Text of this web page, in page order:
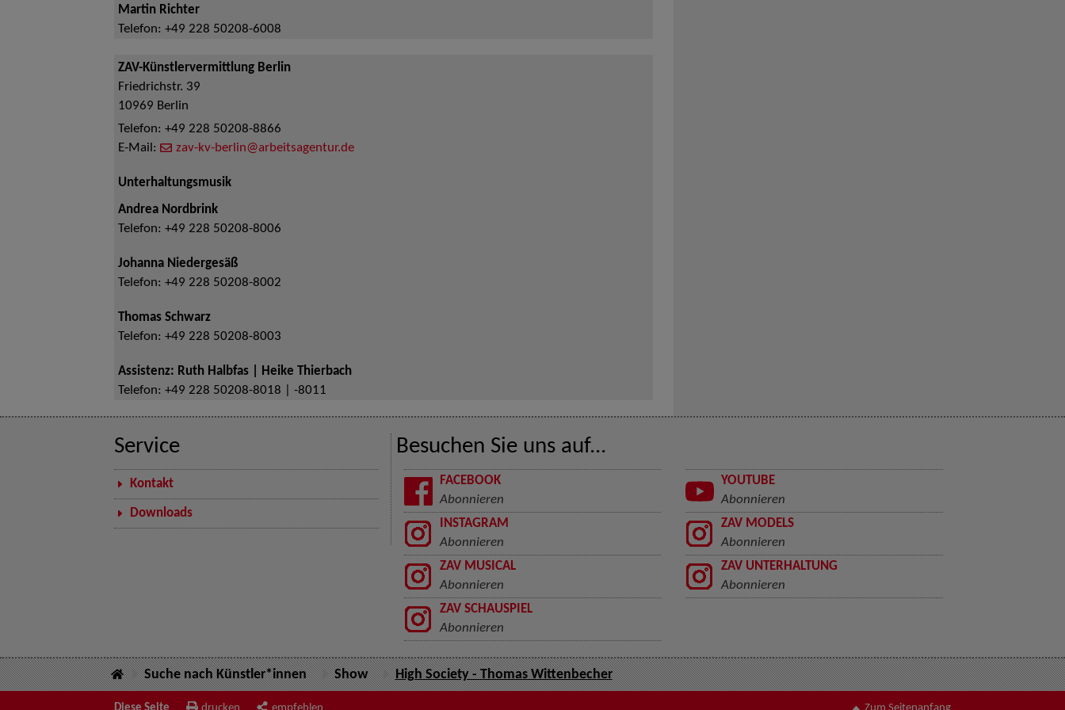
Martin Richter
Telefon: +49 228 50208-6008
ZAV-Künstlervermittlung Berlin
Friedrichstr. 39
10969 Berlin
Telefon: +49 228 50208-8866
E-Mail:
zav-kv-berlin@arbeitsagentur.de
Unterhaltungsmusik
Andrea Nordbrink
Telefon: +49 228 50208-8006
Johanna Niedergesäß
Telefon: +49 228 50208-8002
Thomas Schwarz
Telefon: +49 228 50208-8003
Assistenz: Ruth Halbfas | Heike Thierbach
Telefon: +49 228 50208-8018 | -8011
Service
Kontakt
Downloads
Besuchen Sie uns auf...
FACEBOOK
Abonnieren
YOUTUBE
Abonnieren
INSTAGRAM
Abonnieren
ZAV MODELS
Abonnieren
ZAV MUSICAL
Abonnieren
ZAV UNTERHALTUNG
Abonnieren
ZAV SCHAUSPIEL
Abonnieren
Suche nach Künstler*innen Show High Society - Thomas Wittenbecher